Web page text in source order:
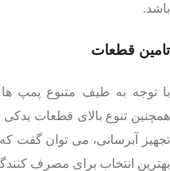
باشد.
تامین قطعات
با توجه به طیف متنوع پمپ
همچنین تنوع بالای قطعات
تجهیز آبرسانی، می توان گفت
بهترین انتخاب برای مصرف